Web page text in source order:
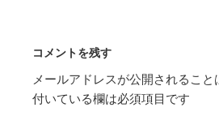
コメントを残す
メールアドレスが公開されること
付いている欄は必須項目です